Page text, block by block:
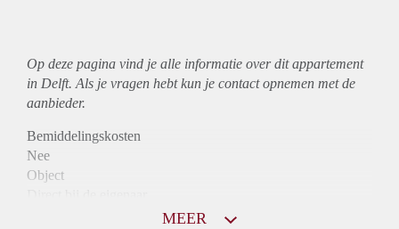
Op deze pagina vind je alle informatie over ditappartement
in Delft. Als je vragen hebt kun je contact opnemen met de
aanbieder.
Bemiddelingskosten
Nee
Object
MEER